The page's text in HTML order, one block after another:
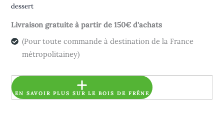
dessert
Livraison gratuite à partir de 150€ d'achats
(Pour toute commande à destination de la France
métropolitainey)
EN SAVOIR PLUS SUR LE BOIS DE FRÊNE